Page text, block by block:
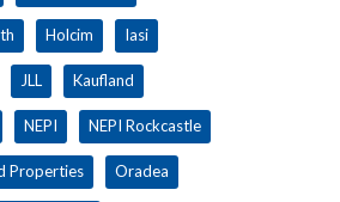
Holcim Iasi
JLL Kaufland
NEPI NEPI Rockcastle
Properties Oradea